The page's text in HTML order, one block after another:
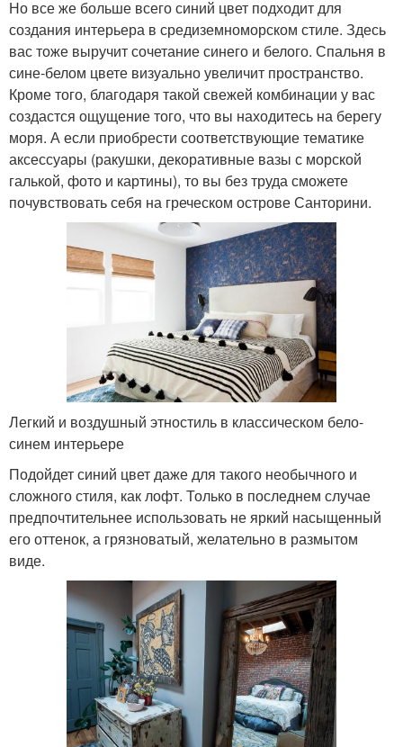
Но все же больше всего синий цвет подходит для
создания интерьера в средиземноморском стиле. Здесь
вас тоже выручит сочетание синего и белого. Спальня в
сине-белом цвете визуально увеличит пространство.
Кроме того, благодаря такой свежей комбинации у вас
создастся ощущение того, что вы находитесь на берегу
моря. А если приобрести соответствующие тематике
аксессуары (ракушки, декоративные вазы с морской
галькой, фото и картины), то вы без труда сможете
почувствовать себя на греческом острове Санторини.
Легкий и воздушный этностиль в классическом бело-
синем интерьере
Подойдет синий цвет даже для такого необычного и
сложного стиля, как лофт. Только в последнем случае
предпочтительнее использовать не яркий насыщенный
его оттенок, а грязноватый, желательно в размытом
виде.